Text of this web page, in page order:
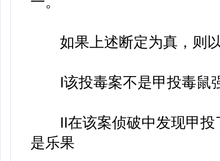
如果上述断定为真，则以
I该投毒案不是甲投毒鼠
II在该案侦破中发现甲投
是乐果